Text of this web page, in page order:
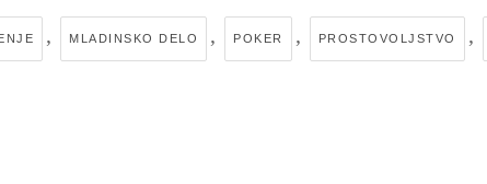
, MLADINSKO DELO , POKER , PROSTOVOLJSTVO ,